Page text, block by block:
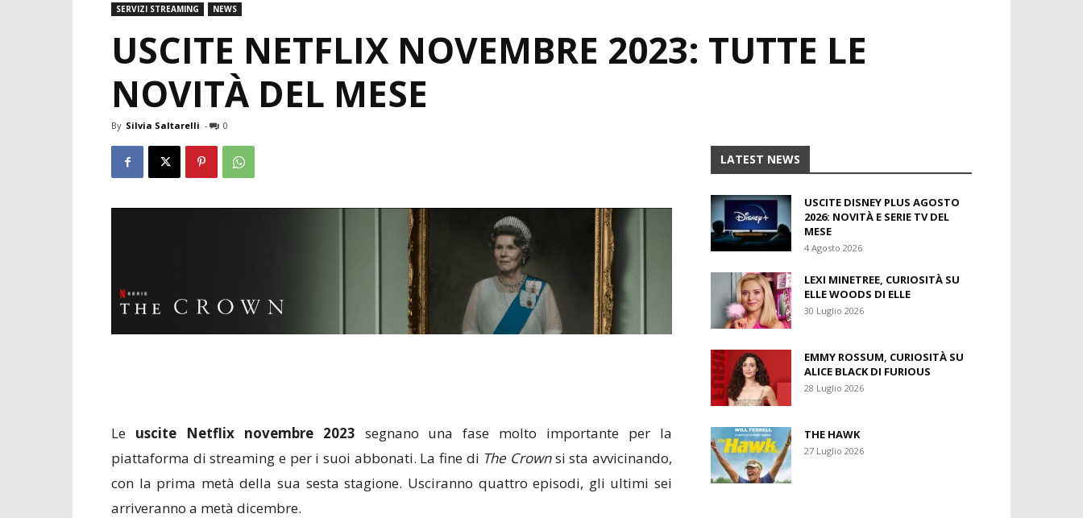
SERVIZI STREAMING NEWS
USCITE NETFLIX NOVEMBRE 2023: TUTTE LE
NOVITÀ DEL MESE
By Silvia Saltarelli - 0
Le uscite Netflix novembre 2023 segnano una fase molto importante per la
piattaforma di streaming e per i suoi abbonati. La fine di The Crownsi sta avvicinando,
con la prima metà della sua sesta stagione. Usciranno quattro episodi, gli ultimi sei
arriveranno a metà dicembre.
LATEST NEWS
USCITE DISNEY PLUS AGOSTO
2026: NOVITÀ E SERIE TV DEL
MESE
4 Agosto 2026
LEXI MINETREE, CURIOSITÀ SU
ELLE WOODS DI ELLE
30 Luglio 2026
EMMY ROSSUM, CURIOSITÀ SU
ALICE BLACK DI FURIOUS
28 Luglio 2026
THE HAWK
27 Luglio 2026